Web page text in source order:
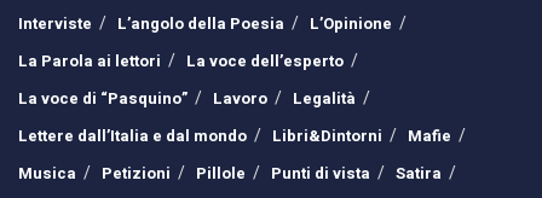
Interviste
L’angolo della Poesia
L’Opinione
La Parola ai lettori
La voce dell’esperto
La voce di “Pasquino”
Lavoro
Legalità
Lettere dall’Italia e dal mondo
Libri&Dintorni
Mafie
Musica
Petizioni Pillole Punti di vista
Satira